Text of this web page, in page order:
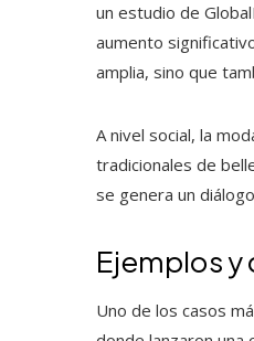
un estudio de
aumento
amplia, sino que
A nivel social, la
tradicionales de
se genera un
Ejemplos y
Uno de los casos